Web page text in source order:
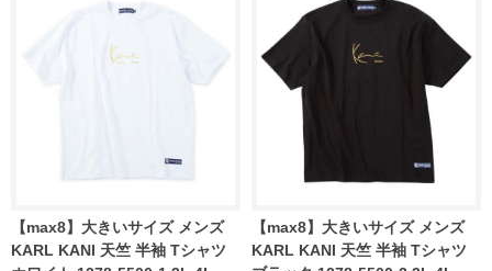
【max8】大きいサイズ メンズ
KARL KANI 天竺 半袖 Tシャツ
【max8】大きいサイズ メンズ
KARL KANI 天竺 半袖 Tシャツ